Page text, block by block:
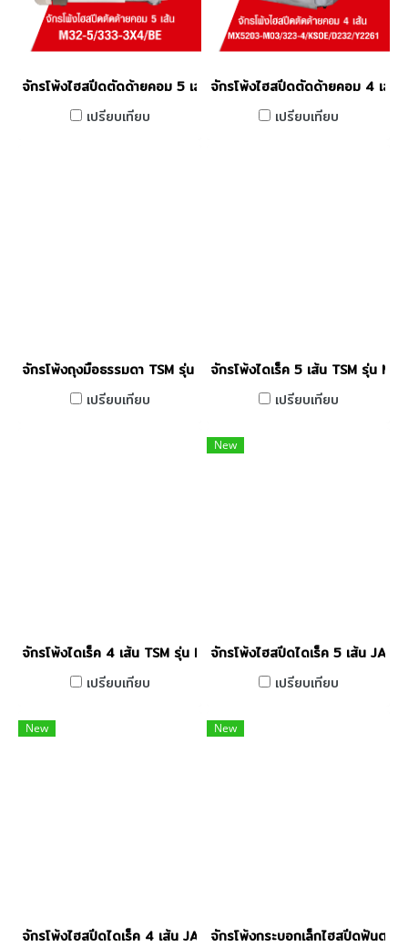
จักรโพ้งไฮสปีดตัดด้ายคอม 5 เส้น PEGASUS รุ่น M32-5/333-
เปรียบเทียบ
จักรโพ้งไฮสปีดตัดด้ายคอม 4 เส้
เปรียบเทียบ
จักรโพ้งถุงมือธรรมดา TSM รุ่น M-742
เปรียบเทียบ
จักรโพ้งไดเร็ค 5 เส้น TSM รุ่น
เปรียบเทียบ
จักรโพ้งไดเร็ค 4 เส้น TSM รุ่น M3-4
เปรียบเทียบ
New
จักรโพ้งไฮสปีดไดเร็ค 5 เส้น
เปรียบเทียบ
New
จักรโพ้งไฮสปีดไดเร็ค 4 เส้น JACK รุ่น E5-4-M03/333
New
จักรโพ้งกระบอกเล็กไฮสปีดฟันตะ